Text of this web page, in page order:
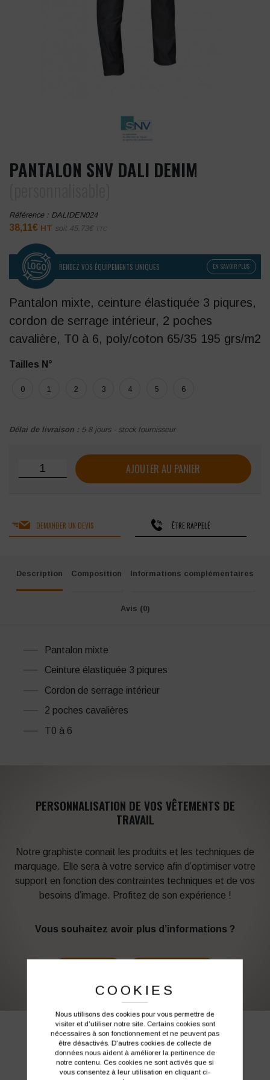
PANTALON SNV DALI DENIM
Référence : DALIDEN024
38,11€ HT soit 45,73€ TTC
RENDEZ VOS ÉQUIPEMENTS UNIQUES EN SAVOIR PLUS
Pantalon mixte, ceinture élastiquée 3 piqures,
cordon de serrage intérieur, 2 poches
cavalière, T0 à 6, poly/coton 65/35 195 grs/m2
Tailles N°
0 1 2 3 4 5 6
Délai de livraison : 5-8 jours - stock fournisseur
quantité de Pantalon SNV Dali Denim
AJOUTER AU PANIER
DEMANDER UN DEVIS ÊTRE RAPPELÉ
Description Composition Informations complémentaires
Avis (0)
Pantalon mixte
Ceinture élastiquée 3 piqures
Cordon de serrage intérieur
2 poches cavalières
T0 à 6
PERSONNALISATION DE VOS VÊTEMENTS DE
TRAVAIL
Notre graphiste connait les produits et les techniques de
marquage. Elle sera à votre service afin d’optimiser votre
support en fonction des contraintes techniques et de vos
besoins d’image. Profitez de son expérience !
Vous souhaitez avoir plus d’informations ?
PRODUITS SIMILAIRES
COOKIES
Nous utilisons des cookies pour vous permettre de
visiter et d'utiliser notre site. Certains cookies sont
nécessaires à son fonctionnement et ne peuvent pas
être désactivés. D'autres cookies de collecte de
données nous aident à améliorer la pertinence de
notre contenu. Ces cookies ne sont activés que si
vous consentez à leur utilisation en cliquant ci-